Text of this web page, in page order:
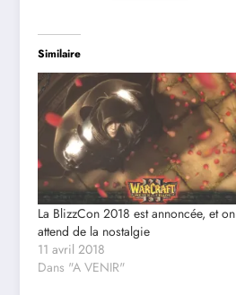
Similaire
La BlizzCon 2018 est annoncée, et on
attend de la nostalgie
11 avril 2018
Dans "A VENIR"